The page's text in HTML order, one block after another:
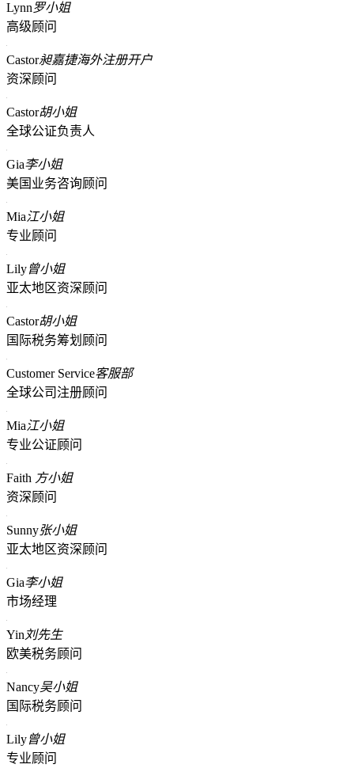
Lynn罗小姐
高级顾问
Castor昶嘉捷海外注册开户
资深顾问
Castor胡小姐
全球公证负责人
Gia李小姐
美国业务咨询顾问
Mia江小姐
专业顾问
Lily曾小姐
亚太地区资深顾问
Castor胡小姐
国际税务筹划顾问
Customer Service客服部
全球公司注册顾问
Mia江小姐
专业公证顾问
Faith 方小姐
资深顾问
Sunny张小姐
亚太地区资深顾问
Gia李小姐
市场经理
Yin 刘先生
欧美税务顾问
Nancy吴小姐
国际税务顾问
Lily曾小姐
专业顾问